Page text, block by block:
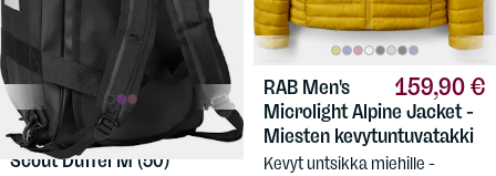
79,90 €
HELLY HANSEN
Scout Duffel M (50)
159,90 €
RAB Men's
Microlight Alpine Jacket -
Miesten kevytuntuvatakki
Kevyt untsikka miehille -